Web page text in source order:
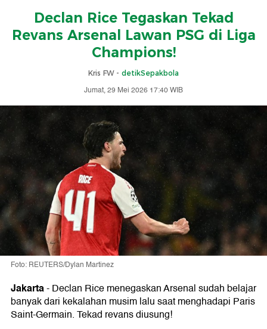
Declan Rice Tegaskan Tekad
Revans Arsenal Lawan PSG di Liga
Champions!
Kris FW - detikSepakbola
Jumat, 29 Mei 2026 17:40 WIB
Foto: REUTERS/Dylan Martinez
Jakarta-Declan RicemenegaskanArsenalsudah belajar
banyak dari kekalahan musim lalu saat menghadapi Paris
Saint-Germain. Tekad revans diusung!